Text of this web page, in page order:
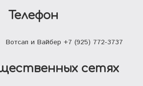
Телефон
Вотсап и Вайбер +7 (925) 772-3737
сетях